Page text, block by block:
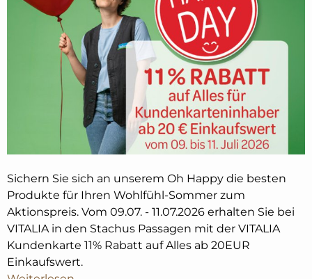
Sichern Sie sich an unserem Oh Happy die besten
Produkte für Ihren Wohlfühl-Sommer zum
Aktionspreis. Vom 09.07. - 11.07.2026 erhalten Sie bei
VITALIA in den Stachus Passagen mit der VITALIA
Kundenkarte 11% Rabatt auf Alles ab 20EUR
Einkaufswert.